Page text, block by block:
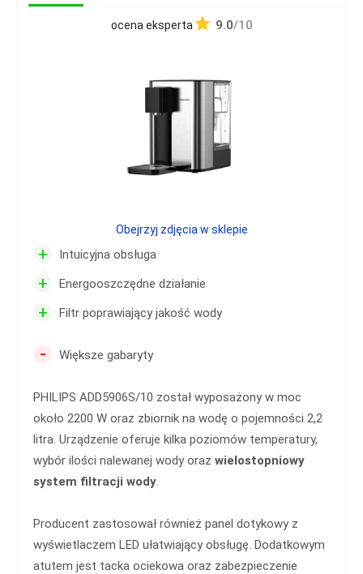
ocena eksperta 9.0/10
+ Intuicyjna obsługa
+ Energooszczędne działanie
+ Filtr poprawiający jakość wody
- Większe gabaryty
PHILIPS ADD5906S/10 został wyposażony w moc
około 2200 W oraz zbiornik na wodę o pojemności 2,2
litra. Urządzenie oferuje kilka poziomów temperatury,
wybór ilości nalewanej wody oraz wielostopniowy
system filtracji wody
Producent zastosował również panel dotykowy z
wyświetlaczem LED ułatwiający obsługę. Dodatkowym
atutem jest tacka ociekowa oraz zabezpieczenie
Obejrzyj zdjęcia w sklepie